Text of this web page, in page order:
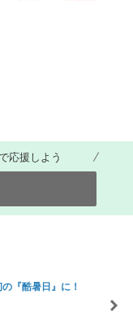
応援しよう
『酷暑日』に！